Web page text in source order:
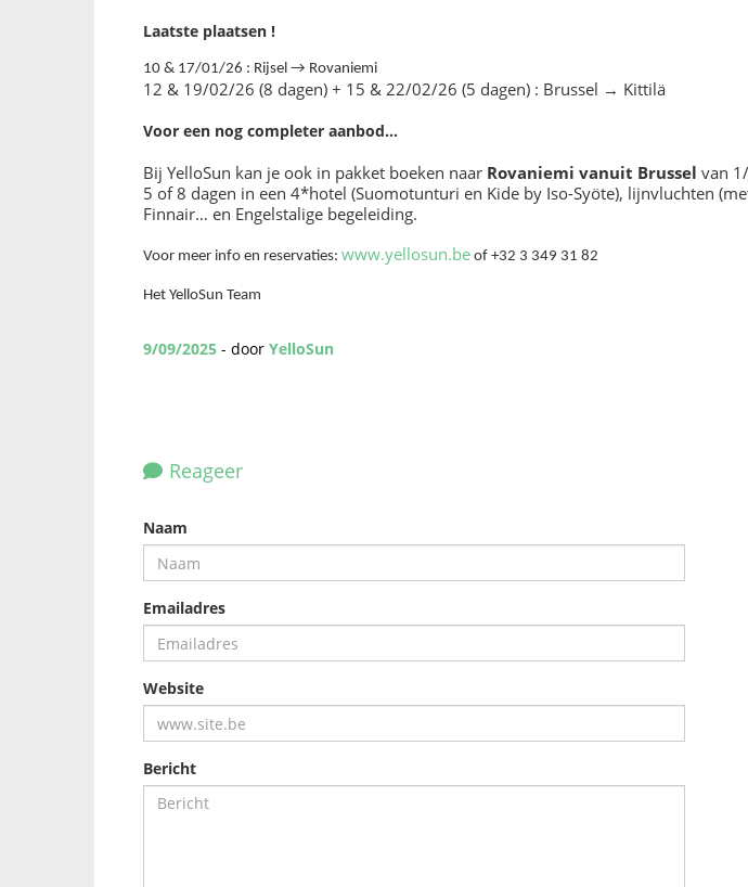
Laatste plaatsen !
10 & 17/01/26 : Rijsel → Rovaniemi
12 & 19/02/26 (8 dagen) + 15 & 22/02/26 (5 dagen) : Brussel → Kittilä
Voor een nog completer aanbod…
Bij YelloSun kan je ook in pakket boeken naar Rovaniemi vanuit Brussel van
5 of 8 dagen in een 4*hotel (Suomotunturi en Kide by Iso-Syöte), lijnvluchten
Finnair… en Engelstalige begeleiding.
Voor meer info en reservaties: www.yellosun.be of +32 3 349 31 82
Het YelloSun Team
9/09/2025 - door YelloSun
Reageer
Naam
Emailadres
Website
Bericht